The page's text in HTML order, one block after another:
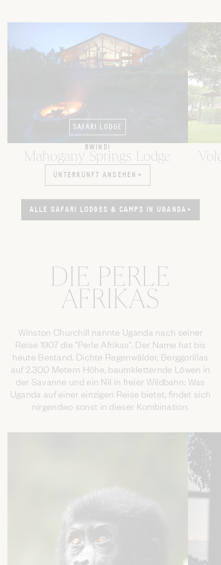
SAFARI LODGE
BWINDI
Mahogany Springs Lodge
UNTERKUNFT ANSEHEN
UNTERKUNFT ANSEHEN
ALLE SAFARI LODGES & CAMPS IN UGANDA
ALLE SAFARI LODGES & CAMPS IN UGANDA
DIE PERLE
AFRIKAS
Winston Churchill nannte Uganda nach seiner
Reise 1907 die "Perle Afrikas". Der Name hat bis
heute Bestand. Dichte Regenwälder, Berggorillas
auf 2.300 Metern Höhe, baumkletternde Löwen in
der Savanne und ein Nil in freier Wildbahn: Was
Uganda auf einer einzigen Reise bietet, findet sich
nirgendwo sonst in dieser Kombination.